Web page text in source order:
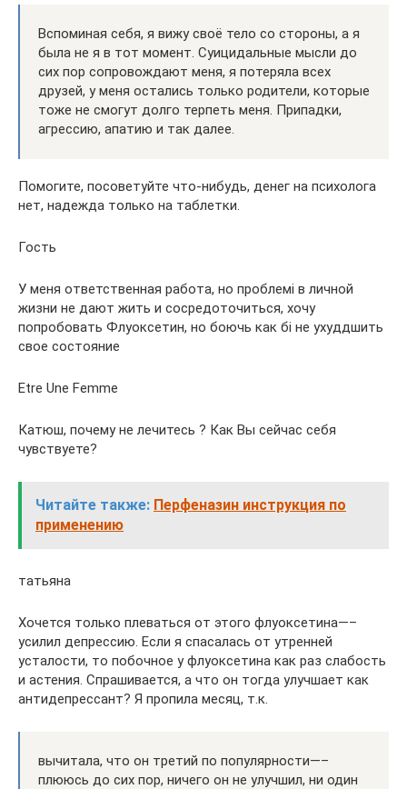
Вспоминая себя, я вижу своё тело со стороны, а я
была не я в тот момент. Суицидальные мысли до
сих пор сопровождают меня, я потеряла всех
друзей, у меня остались только родители, которые
тоже не смогут долго терпеть меня. Припадки,
агрессию, апатию и так далее.
Помогите, посоветуйте что-нибудь, денег на психолога
нет, надежда только на таблетки.
Гость
У меня ответственная работа, но проблемі в личной
жизни не дают жить и сосредоточиться, хочу
попробовать Флуоксетин, но боючь как бі не ухуддшить
свое состояние
Etre Une Femme
Катюш, почему не лечитесь ? Как Вы сейчас себя
чувствуете?
Читайте также: Перфеназин инструкция по
применению
татьяна
Хочется только плеваться от этого флуоксетина—–
усилил депрессию. Если я спасалась от утренней
усталости, то побочное у флуоксетина как раз слабость
и астения. Спрашивается, а что он тогда улучшает как
антидепрессант? Я пропила месяц, т.к.
вычитала, что он третий по популярности—–
плююсь до сих пор, ничего он не улучшил, ни один